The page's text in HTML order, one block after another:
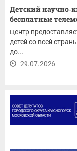
Детский
бесплатные
Центр
детей со всей
до...
29.07.2026